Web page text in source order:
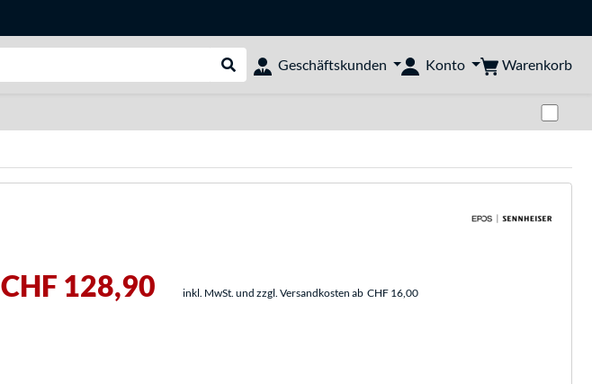
Suche durchführen
Geschäftskunden Konto Warenkorb
CHF 128,90 inkl. MwSt. und zzgl. Versandkosten ab CHF 16,00